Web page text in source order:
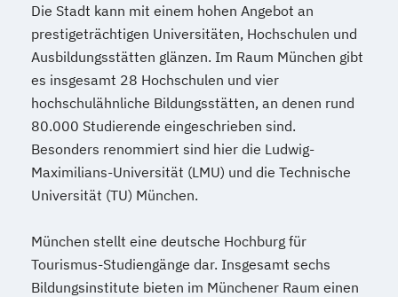
Die Stadt kann mit einem hohen Angebot an
prestigeträchtigen Universitäten, Hochschulen und
Ausbildungsstätten glänzen. Im Raum München gibt
es insgesamt 28 Hochschulen und vier
hochschulähnliche Bildungsstätten, an denen rund
80.000 Studierende eingeschrieben sind.
Besonders renommiert sind hier die Ludwig-
Maximilians-Universität (LMU) und die Technische
Universität (TU) München.
München stellt eine deutsche Hochburg für
Tourismus-Studiengänge dar. Insgesamt sechs
Bildungsinstitute bieten im Münchener Raum einen